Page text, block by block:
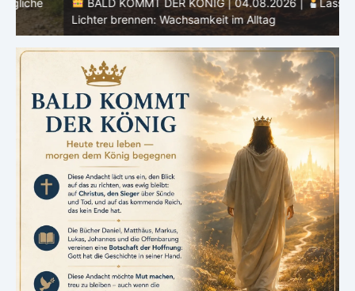
BALD KOMMT DER KÖNIG | 04.08.2026 |
Lasst eure
Lichter brennen: Wachsamkeit im Alltag